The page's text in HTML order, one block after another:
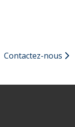
Contactez-nous